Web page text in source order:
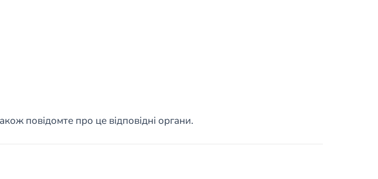
повідомте про це відповідні органи.